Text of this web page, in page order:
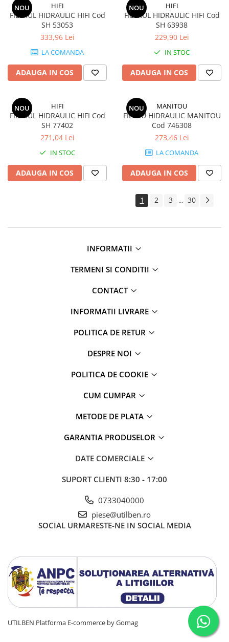
NOU HIFI
FILTRUL HIDRAULIC HIFI Cod
SH 53053
333,96 Lei
LA COMANDA
ADAUGA IN COS
NOU HIFI
FILTRUL HIDRAULIC HIFI Cod
SH 63938
229,90 Lei
IN STOC
ADAUGA IN COS
NOU HIFI
FILTRUL HIDRAULIC HIFI Cod
SH 77402
271,04 Lei
IN STOC
ADAUGA IN COS
NOU MANITOU
FILTRU HIDRAULIC MANITOU
Cod 746308
273,46 Lei
LA COMANDA
ADAUGA IN COS
1 2 3 ... 30
INFORMATII
TERMENI SI CONDITII
CONTACT
INFORMATII LIVRARE
POLITICA DE RETUR
DESPRE NOI
POLITICA DE COOKIE
CUM CUMPAR
METODE DE PLATA
GARANTIA PRODUSELOR
DATE COMERCIALE
SUPORT CLIENTI 8:30 - 17:00
0733040000
piese@utilben.ro
SOCIAL URMARESTE-NE IN SOCIAL MEDIA
UTILBEN Platforma E-commerce by Gomag